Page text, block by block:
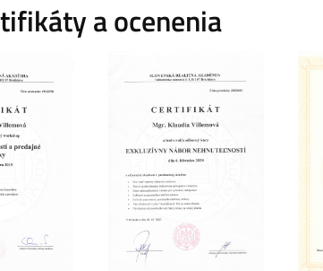
a ocenenia